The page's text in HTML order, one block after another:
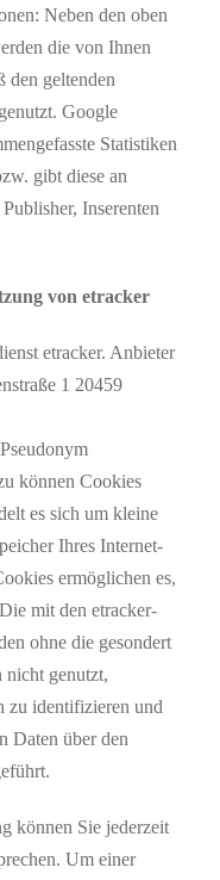
Neben den oben
die von Ihnen
den geltenden
Google
Statistiken
gibt diese an
Inserenten
von etracker
etracker. Anbieter
1 20459
können Cookies
es sich um kleine
Ihres Internet-
ermöglichen es,
mit den etracker-
ohne die gesondert
nicht genutzt,
zu identifizieren und
Daten über den
können Sie jederzeit
Um einer